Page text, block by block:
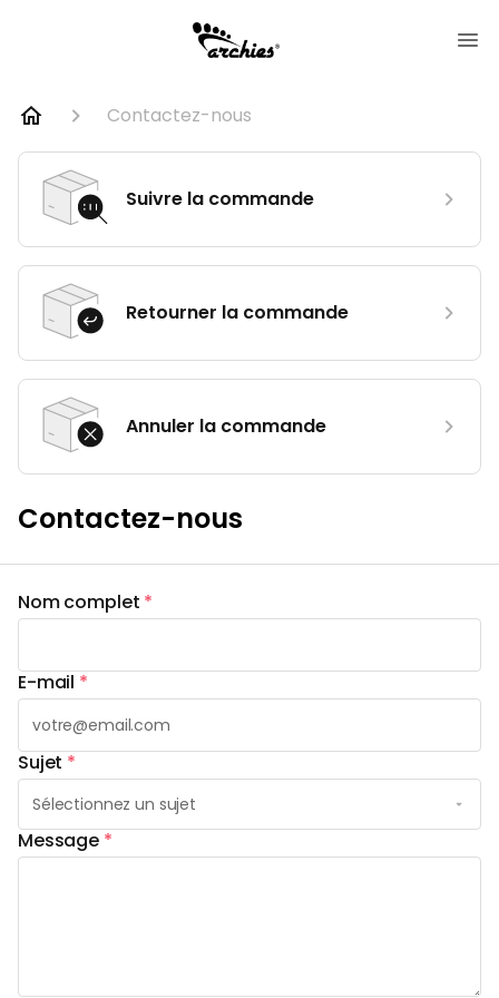
Contactez-nous
Suivre la commande
Retourner la commande
Annuler la commande
Contactez-nous
Nom complet *
E-mail *
Sujet *
Message *